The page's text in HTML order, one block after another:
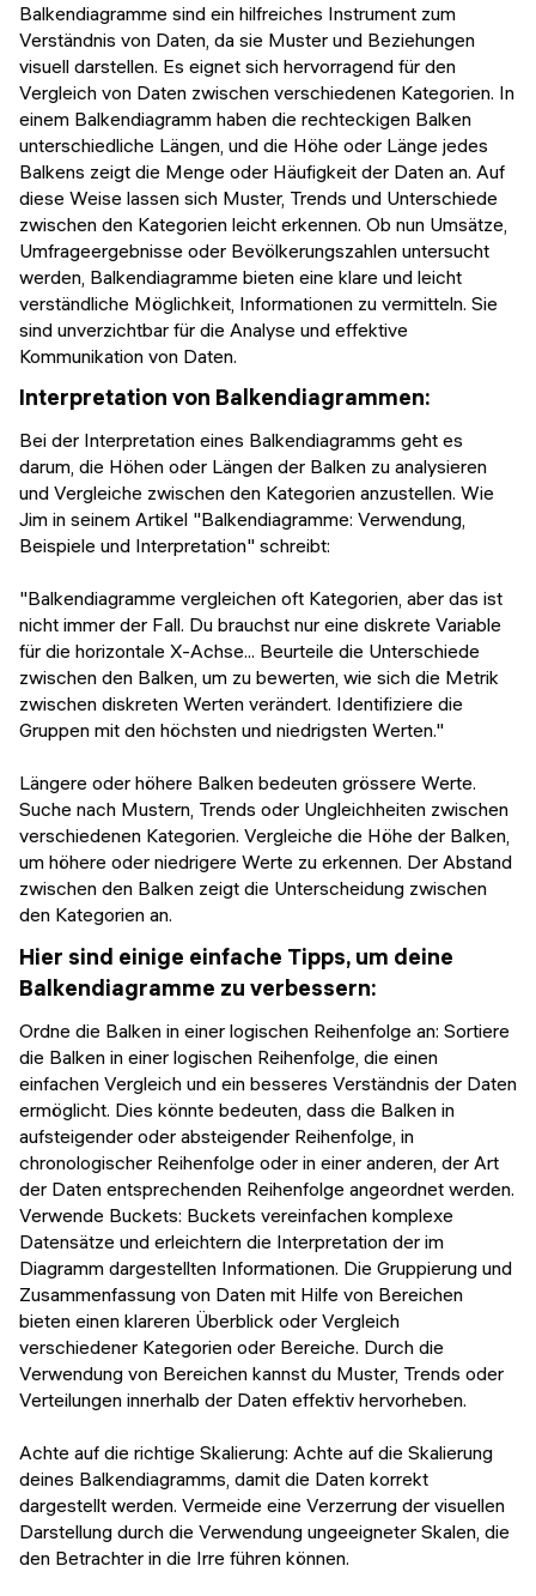
Balkendiagramme sind ein hilfreiches Instrument zum
Verständnis von Daten, da sie Muster und Beziehungen
visuell darstellen. Es eignet sich hervorragend für den
Vergleich von Daten zwischen verschiedenen Kategorien. In
einem Balkendiagramm haben die rechteckigen Balken
unterschiedliche Längen, und die Höhe oder Länge jedes
Balkens zeigt die Menge oder Häufigkeit der Daten an. Auf
diese Weise lassen sich Muster, Trends und Unterschiede
zwischen den Kategorien leicht erkennen. Ob nun Umsätze,
Umfrageergebnisse oder Bevölkerungszahlen untersucht
werden, Balkendiagramme bieten eine klare und leicht
verständliche Möglichkeit, Informationen zu vermitteln. Sie
sind unverzichtbar für die Analyse und effektive
Kommunikation von Daten.
Interpretation von Balkendiagrammen:
Bei der Interpretation eines Balkendiagramms geht es
darum, die Höhen oder Längen der Balken zu analysieren
und Vergleiche zwischen den Kategorien anzustellen. Wie
Jim in seinem Artikel "Balkendiagramme: Verwendung,
Beispiele und Interpretation" schreibt:
"Balkendiagramme vergleichen oft Kategorien, aber das ist
nicht immer der Fall. Du brauchst nur eine diskrete Variable
für die horizontale X-Achse... Beurteile die Unterschiede
zwischen den Balken, um zu bewerten, wie sich die Metrik
zwischen diskreten Werten verändert. Identifiziere die
Gruppen mit den höchsten und niedrigsten Werten."
Längere oder höhere Balken bedeuten grössere Werte.
Suche nach Mustern, Trends oder Ungleichheiten zwischen
verschiedenen Kategorien. Vergleiche die Höhe der Balken,
um höhere oder niedrigere Werte zu erkennen. Der Abstand
zwischen den Balken zeigt die Unterscheidung zwischen
den Kategorien an.
Hier sind einige einfache Tipps, um deine
Balkendiagramme zu verbessern:
Ordne die Balken in einer logischen Reihenfolge an: Sortiere
die Balken in einer logischen Reihenfolge, die einen
einfachen Vergleich und ein besseres Verständnis der Daten
ermöglicht. Dies könnte bedeuten, dass die Balken in
aufsteigender oder absteigender Reihenfolge, in
chronologischer Reihenfolge oder in einer anderen, der Art
der Daten entsprechenden Reihenfolge angeordnet werden.
Verwende Buckets: Buckets vereinfachen komplexe
Datensätze und erleichtern die Interpretation der im
Diagramm dargestellten Informationen. Die Gruppierung und
Zusammenfassung von Daten mit Hilfe von Bereichen
bieten einen klareren Überblick oder Vergleich
verschiedener Kategorien oder Bereiche. Durch die
Verwendung von Bereichen kannst du Muster, Trends oder
Verteilungen innerhalb der Daten effektiv hervorheben.
Achte auf die richtige Skalierung: Achte auf die Skalierung
deines Balkendiagramms, damit die Daten korrekt
dargestellt werden. Vermeide eine Verzerrung der visuellen
Darstellung durch die Verwendung ungeeigneter Skalen, die
den Betrachter in die Irre führen können.